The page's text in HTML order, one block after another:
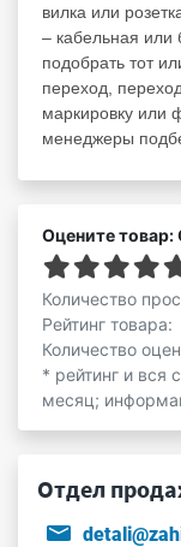
вилка или
– кабельная или
подобрать тот
переход,
маркировку или
менеджеры
Оцените
Количество
Рейтинг товара:
Количество
* рейтинг и вся
месяц;
Отдел